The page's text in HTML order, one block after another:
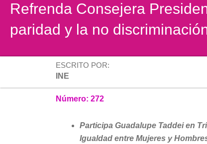
Refrenda Consejera
paridad y la no
ESCRITO POR:
INE
Número: 272
Participa Guadalupe Taddei en
Igualdad entre Mujeres y